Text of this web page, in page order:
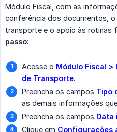
Módulo Fiscal, com as
conferência dos documentos,
transporte e o apoio às rotinas
passo:
Acesse o Módulo Fiscal
de Transporte.
Preencha os campos Tipo
as demais informações
Preencha os campos Data
Clique em Configurações